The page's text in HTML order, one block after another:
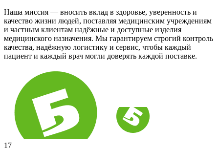
Наша миссия — вносить вклад в здоровье, уверенность и
качество жизни людей, поставляя медицинским учреждениям
и частным клиентам надёжные и доступные изделия
медицинского назначения. Мы гарантируем строгий контроль
качества, надёжную логистику и сервис, чтобы каждый
пациент и каждый врач могли доверять каждой поставке.
17